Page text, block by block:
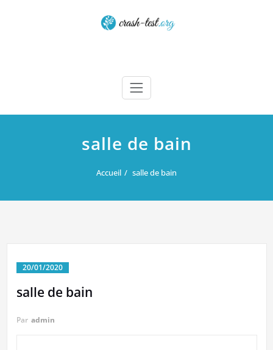
salle de bain
Accueil salle de bain
20/01/2020
salle de bain
Par admin